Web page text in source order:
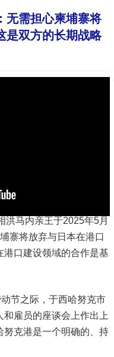
无需担心柬埔寨将
是双方的长期战略
洪马内亲王于2025年5月
寨将放弃与日本在港口
港口建设领域的合作是基
节之际，于西哈努克市
雇员的座谈会上作出上
努克港是一个明确的、持